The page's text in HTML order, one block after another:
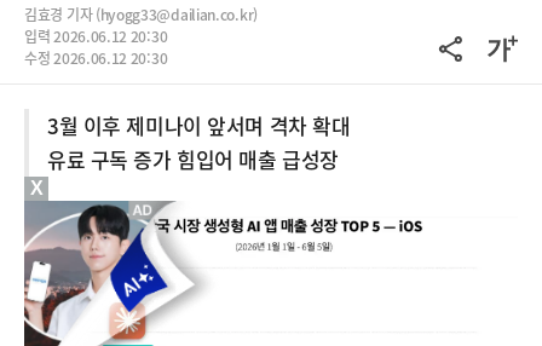
김효경 기자 (hyogg33@dailian.co.kr)
입력 2026.06.12 20:30
수정 2026.06.12 20:30
3월 이후 제미나이 앞서며 격차 확대
유료 구독 증가 힘입어 매출 급성장
X